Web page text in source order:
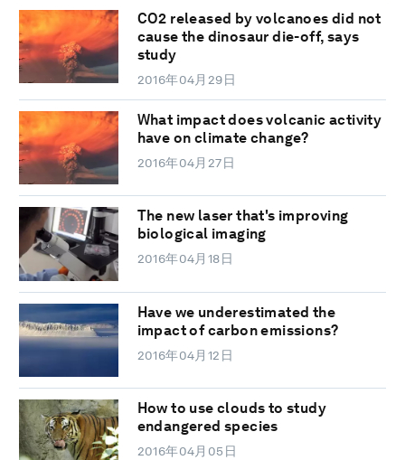
CO2 released by volcanoes did not
cause the dinosaur die-off, says
study
2016年04月29日
What impact does volcanic activity
have on climate change?
2016年04月27日
The new laser that's improving
biological imaging
2016年04月18日
Have we underestimated the
impact of carbon emissions?
2016年04月12日
How to use clouds to study
endangered species
2016年04月05日